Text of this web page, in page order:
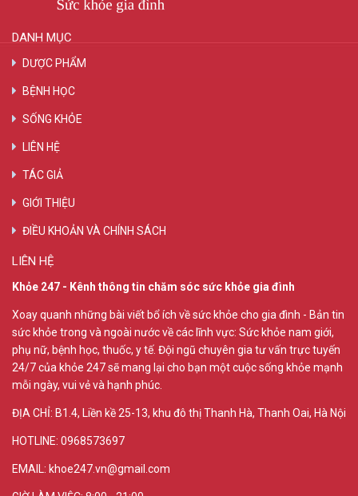
DANH MỤC
DƯỢC PHẨM
BỆNH HỌC
SỐNG KHỎE
LIÊN HỆ
TÁC GIẢ
GIỚI THIỆU
ĐIỀU KHOẢN VÀ CHÍNH SÁCH
LIÊN HỆ
Khỏe 247 - Kênh thông tin chăm sóc sức khỏe gia đình
Xoay quanh những bài viết bổ ích về sức khỏe cho gia đình - Bản tin
sức khỏe trong và ngoài nước về các lĩnh vực: Sức khỏe nam giới,
phụ nữ, bệnh học, thuốc, y tế. Đội ngũ chuyên gia tư vấn trực tuyến
24/7 của khỏe 247 sẽ mang lại cho bạn một cuộc sống khỏe mạnh
mỗi ngày, vui vẻ và hạnh phúc.
ĐỊA CHỈ: B1.4, Liền kề 25-13, khu đô thị Thanh Hà, Thanh Oai, Hà Nội
HOTLINE: 0968573697
EMAIL: khoe247.vn@gmail.com